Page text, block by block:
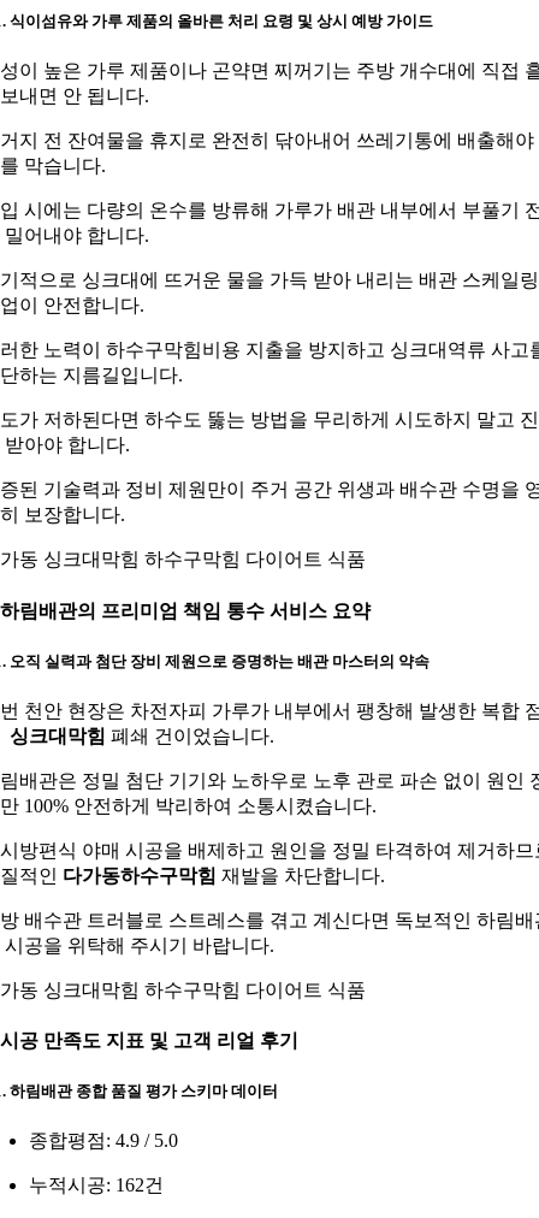
식이섬유와 가루 제품의 올바른 처리 요령 및 상시 예방 가이드
이 높은 가루 제품이나 곤약면 찌꺼기는 주방 개수대에 직접
내면 안 됩니다.
지 전 잔여물을 휴지로 완전히 닦아내어 쓰레기통에 배출해야
막습니다.
시에는 다량의 온수를 방류해 가루가 배관 내부에서 부풀기
밀어내야 합니다.
적으로 싱크대에 뜨거운 물을 가득 받아 내리는 배관 스케일링
이 안전합니다.
한 노력이 하수구막힘비용 지출을 방지하고 싱크대역류 사고
하는 지름길입니다.
가 저하된다면 하수도 뚫는 방법을 무리하게 시도하지 말고
받아야 합니다.
된 기술력과 정비 제원만이 주거 공간 위생과 배수관 수명을
보장합니다.
동 싱크대막힘 하수구막힘 다이어트 식품
림배관의 프리미엄 책임 통수 서비스 요약
오직 실력과 첨단 장비 제원으로 증명하는 배관 마스터의 약속
천안 현장은 차전자피 가루가 내부에서 팽창해 발생한 복합
싱크대막힘 폐쇄 건이었습니다.
배관은 정밀 첨단 기기와 노하우로 노후 관로 파손 없이 원인
100% 안전하게 박리하여 소통시켰습니다.
방편식 야매 시공을 배제하고 원인을 정밀 타격하여 제거하므
적인 다가동하수구막힘 재발을 차단합니다.
배수관 트러블로 스트레스를 겪고 계신다면 독보적인 하림배
시공을 위탁해 주시기 바랍니다.
동 싱크대막힘 하수구막힘 다이어트 식품
공 만족도 지표 및 고객 리얼 후기
하림배관 종합 품질 평가 스키마 데이터
종합평점: 4.9 / 5.0
누적시공: 162건